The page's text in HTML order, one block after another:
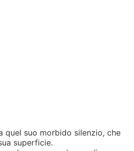
quel suo morbido silenzio, che
superficie.